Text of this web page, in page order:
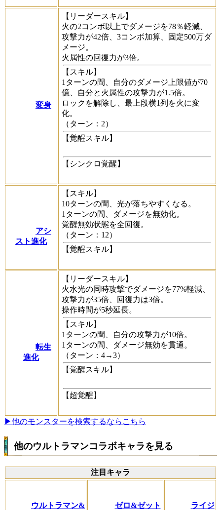
変身
【リーダースキル】
火の2コンボ以上でダメージを78％軽減、
攻撃力が42倍、3コンボ加算、固定500万ダ
メージ。
火属性の回復力が3倍。
【スキル】
1ターンの間、自分のダメージ上限値が70
億、自分と火属性の攻撃力が1.5倍。
ロックを解除し、最上段横1列を火に変
化。
（ターン：2）
【覚醒スキル】
【シンクロ覚醒】
アシ
スト進化
【スキル】
10ターンの間、光が落ちやすくなる。
1ターンの間、ダメージを無効化。
覚醒無効状態を全回復。
（ターン：12）
【覚醒スキル】
転生
進化
【リーダースキル】
火水光の同時攻撃でダメージを77%軽減、
攻撃力が35倍、回復力は3倍。
操作時間が5秒延長。
【スキル】
1ターンの間、自分の攻撃力が10倍。
1ターンの間、ダメージ無効を貫通。
（ターン：4→3）
【覚醒スキル】
【超覚醒】
▶他のモンスターを検索するならこちら
他のウルトラマンコラボキャラを見る
注目キャラ
ウルトラマン&
ゼロ&ゼット
ライジ